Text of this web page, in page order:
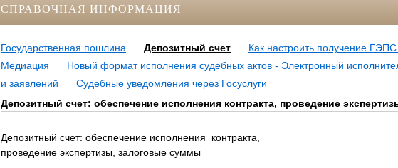
СПРАВОЧНАЯ ИНФОРМАЦИЯ
Государственная пошлина Депозитный счет
Как настроить получение
Медиация
Новый формат исполнения судебных актов - Электронный
и заявлений
Судебные уведомления через Госуслуги
Депозитный счет: обеспечение исполнения контракта, проведение
Депозитный счет: обеспечение исполнения контракта,
проведение экспертизы, залоговые суммы